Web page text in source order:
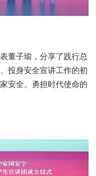
董子瑜，分享了践行总
投身安全宣讲工作的初
安全、勇担时代使命的